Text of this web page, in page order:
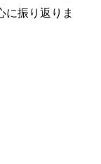
に振り返りま